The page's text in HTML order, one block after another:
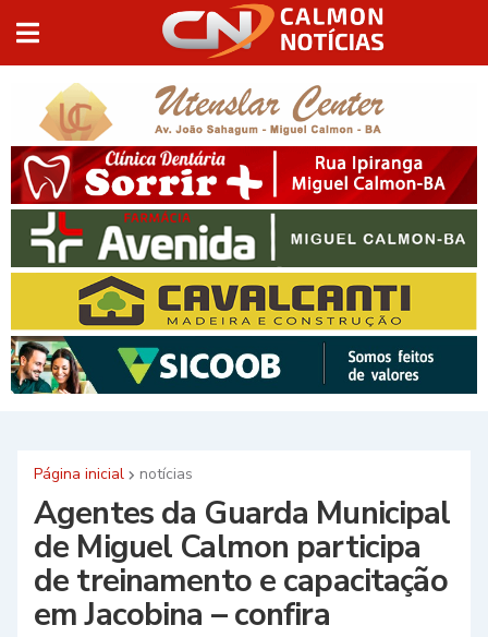
Página inicial notícias
Agentes da Guarda Municipal
de Miguel Calmon participa
de treinamento e capacitação
em Jacobina – confira